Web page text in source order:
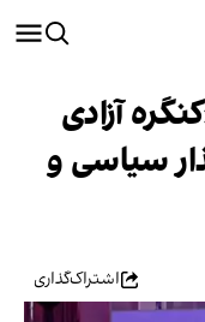
آزادی
سیاسی و
اشتراک‌گذاری